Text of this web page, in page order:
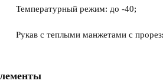
Температурный режим: до -40;
Рукав с теплыми манжетами с